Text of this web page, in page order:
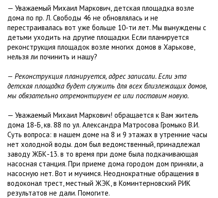
— Уважаемый Михаил Маркович, детская площадка возле
дома по пр. Л. Свободы 46 не обновлялась и не
перестраивалась вот уже больше 10-ти лет. Мы вынуждены с
детьми уходить на другие площадки. Если планируется
реконструкция площадок возле многих домов в Харькове,
нельзя ли починить и нашу?
— Реконструкция планируется, адрес записали. Если эта
детская площадка будет служить для всех близлежащих домов,
мы обязательно отремонтируем ее или поставим новую.
— Уважаемый Михаил Маркович! обращается к Вам житель
дома 18-Б, кв. 88 по ул. Александра Матросова Громыко В.И.
Суть вопроса: в нашем доме на 8 и 9 этажах в утренние часы
нет холодной воды. дом был ведомственный, принадлежал
заводу ЖБК-13. в то время при доме была подкачивающая
насосная станция. При приеме дома городом дом приняли, а
насосную нет. Вот и мучимся. Неоднократные обращения в
водоконал трест, местный ЖЭК, в Коминтерновский РИК
результатов не дали. Помогите.